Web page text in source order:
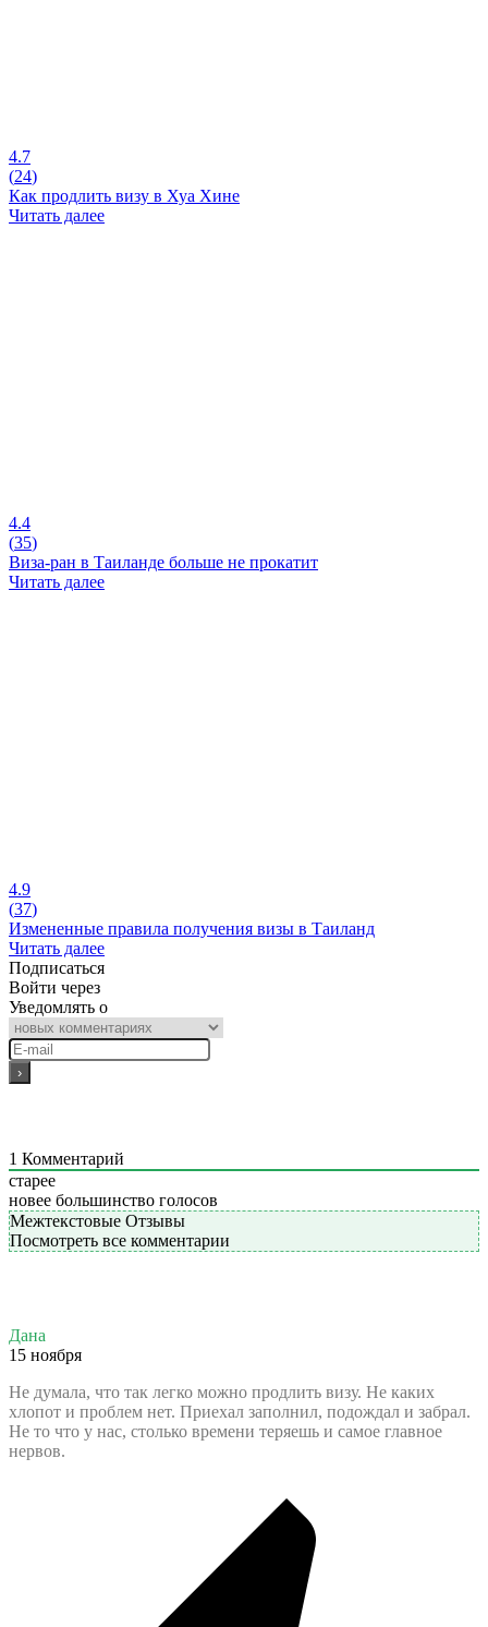
4.7
(24)
Как продлить визу в Хуа Хине
Читать далее
4.4
(35)
Виза-ран в Таиланде больше не прокатит
Читать далее
4.9
(37)
Измененные правила получения визы в Таиланд
Читать далее
Подписаться
Войти через
Уведомлять о
1 Комментарий
старее
новее большинство голосов
Межтекстовые Отзывы
Посмотреть все комментарии
Дана
15 ноября
Не думала, что так легко можно продлить визу. Не каких
хлопот и проблем нет. Приехал заполнил, подождал и забрал.
Не то что у нас, столько времени теряешь и самое главное
нервов.